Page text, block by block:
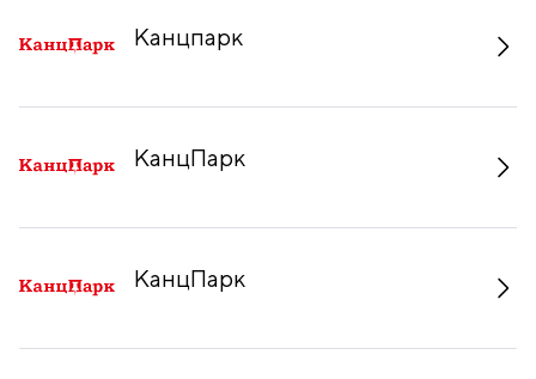
Канцпарк
КанцПарк
КанцПарк